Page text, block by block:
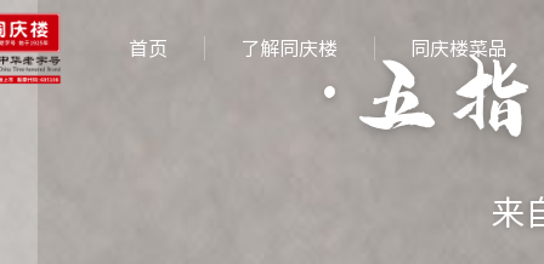
·五
来
首页 了解同庆楼 同庆楼菜品